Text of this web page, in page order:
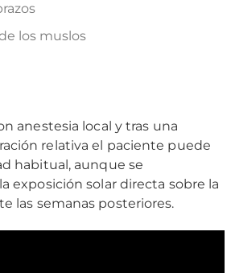
los muslos
anestesia local y tras una
relativa el paciente puede
habitual, aunque se
exposición solar directa sobre la
las semanas posteriores.